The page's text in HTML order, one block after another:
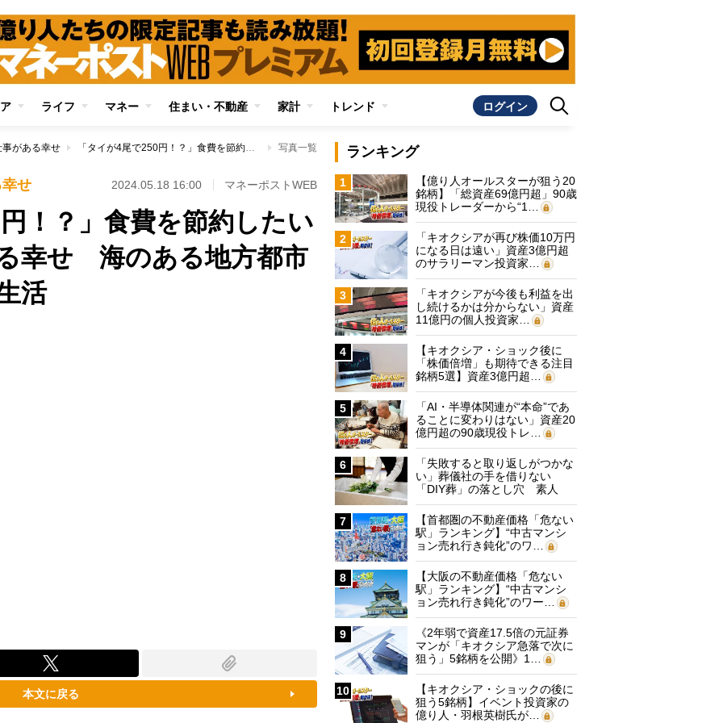
ライフ マネー 住まい・不動産 家計 トレンド ログイン
がある幸せ 「タイが4尾で250円！？」食費を節約したい時に“安い魚”がある幸せ 海のある地方都市ならではの充実食生活 写真一覧
せ 2024.05.18 16:00 マネーポストWEB
！？」食費を節約したい
幸せ 海のある地方都市
活
本文に戻る
ランキング
1
【億り人オールスターが狙う20
銘柄】「総資産69億円超」90歳
現役トレーダーから“1…
2
「キオクシアが再び株価10万円
になる日は遠い」資産3億円超
のサラリーマン投資家…
3
「キオクシアが今後も利益を出
し続けるかは分からない」資産
11億円の個人投資家…
4
【キオクシア・ショック後に
「株価倍増」も期待できる注目
銘柄5選】資産3億円超…
5
「AI・半導体関連が“本命”であ
ることに変わりはない」資産20
億円超の90歳現役トレ…
6
「失敗すると取り返しがつかな
い」葬儀社の手を借りない
「DIY葬」の落とし穴 素人
に…
7
【首都圏の不動産価格「危ない
駅」ランキング】“中古マンシ
ョン売れ行き鈍化”のワ…
8
【大阪の不動産価格「危ない
駅」ランキング】“中古マンシ
ョン売れ行き鈍化”のワー…
9
《2年弱で資産17.5倍の元証券
マンが「キオクシア急落で次に
狙う」5銘柄を公開》1…
10
【キオクシア・ショックの後に
狙う5銘柄】イベント投資家の
億り人・羽根英樹氏が…